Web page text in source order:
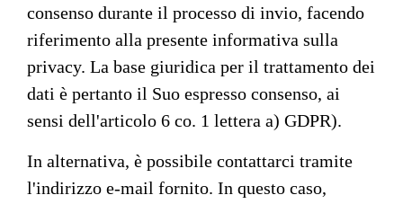
consenso durante il processo di invio, facendo
riferimento alla presente informativa sulla
privacy. La base giuridica per il trattamento dei
dati è pertanto il Suo espresso consenso, ai
sensi dell'articolo 6 co. 1 lettera a) GDPR).
In alternativa, è possibile contattarci tramite
l'indirizzo e-mail fornito. In questo caso,